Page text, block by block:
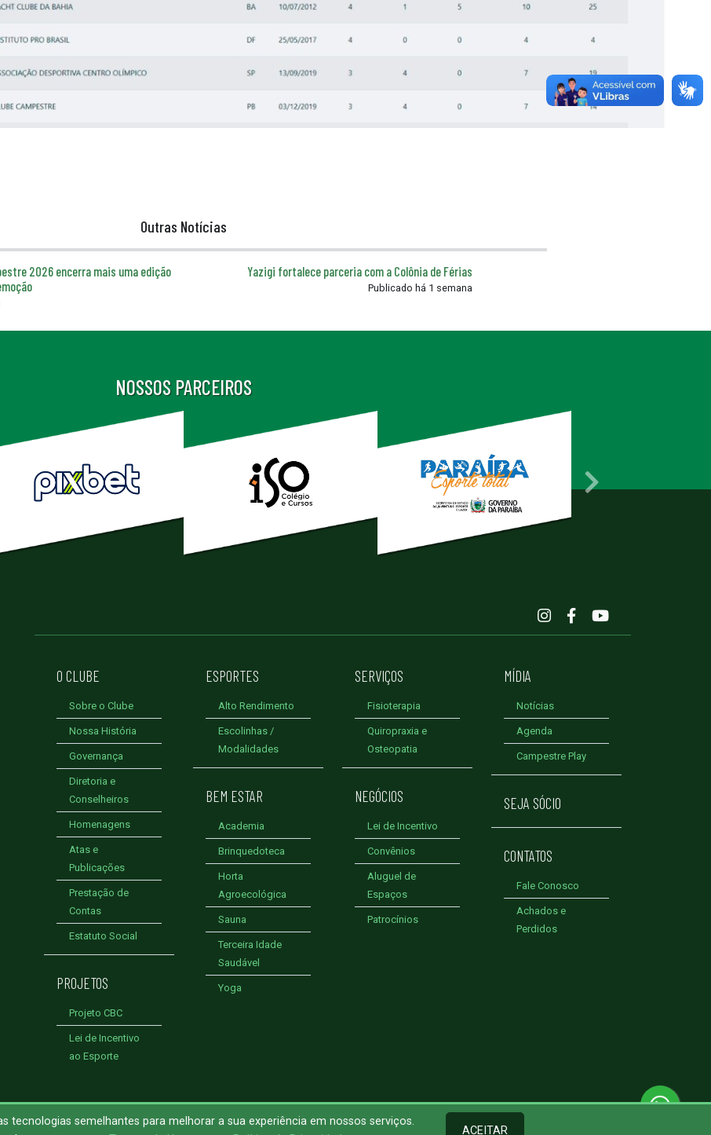
Outras Notícias
2026 encerra mais uma edição
Yazigi fortalece parceria com a Colônia de Férias
Publicado há 1 semana
NOSSOS PARCEIROS
O CLUBE
Sobre o Clube
Nossa História
Governança
Diretoria e
Conselheiros
Homenagens
Atas e
Publicações
Prestação de
Contas
Estatuto Social
PROJETOS
Projeto CBC
Lei de Incentivo
ao Esporte
ESPORTES
Alto Rendimento
Escolinhas /
Modalidades
BEM ESTAR
Academia
Brinquedoteca
Horta
Agroecológica
Sauna
Terceira Idade
Saudável
Yoga
SERVIÇOS
Fisioterapia
Quiropraxia e
Osteopatia
NEGÓCIOS
Lei de Incentivo
Convênios
Aluguel de
Espaços
Patrocínios
MÍDIA
Notícias
Agenda
Campestre Play
SEJA SÓCIO
CONTATOS
Fale Conosco
Achados e
Perdidos
tecnologias semelhantes para melhorar a sua experiência em nossos serviços.
ACEITAR